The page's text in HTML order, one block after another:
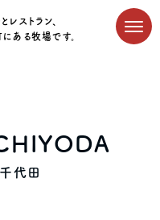
ストラン、
ある牧場です。
千代田